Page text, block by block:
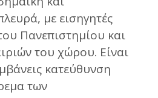
με εισηγητές
Πανεπιστημίου και
του χώρου. Είναι
κατεύθυνση
των